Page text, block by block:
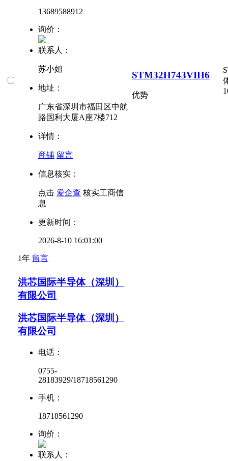
13689588912
询价：
联系人：
苏小姐
地址：
广东省深圳市福田区中航
路国利大厦A座7楼712
详情：
商铺 留言
信息核实：
点击 爱企查 核实工商信
息
更新时间：
2026-8-10 16:01:00
1年 留言
STM32H743VIH6
优势
洪芯国际半导体（深圳）
有限公司
洪芯国际半导体（深圳）
有限公司
电话：
0755-
28183929/18718561290
手机：
18718561290
询价：
联系人：